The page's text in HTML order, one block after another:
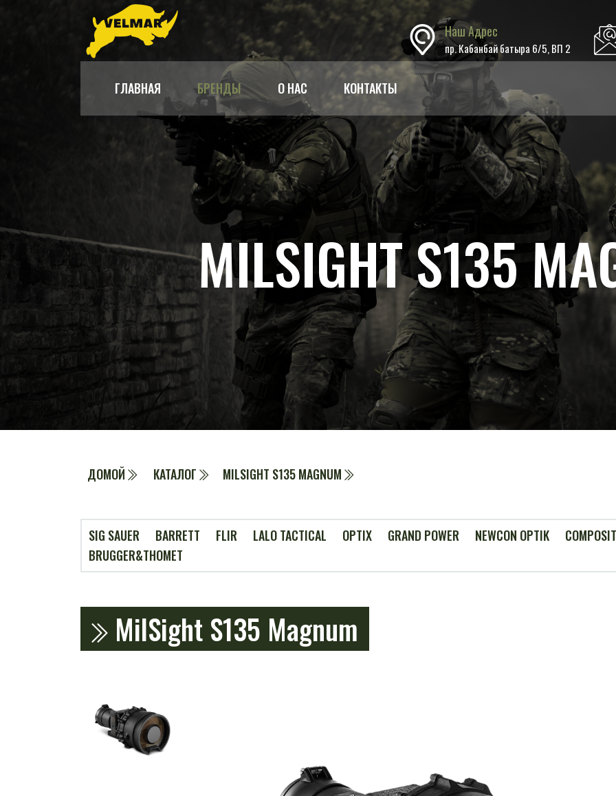
Наш Адрес
пр. Кабанбай батыра 6/5, ВП 2
ГЛАВНАЯ БРЕНДЫ О НАС КОНТАКТЫ
MILSIGHT S135
ДОМОЙ КАТАЛОГ MILSIGHT S135 MAGNUM
SIG SAUER BARRETT FLIR LALO TACTICAL OPTIX GRAND POWER NEWCON OPTIK
BRUGGER&THOMET
MilSight S135 Magnum